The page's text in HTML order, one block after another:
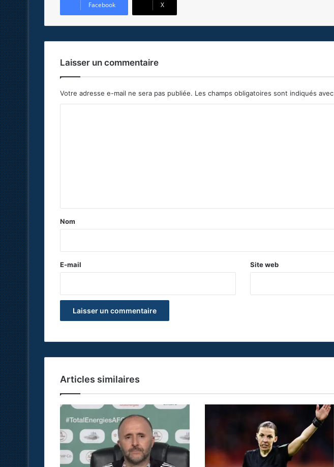
Facebook X
Laisser un commentaire
Votre adresse e-mail ne sera pas publiée. Les champs obligatoires sont indiqués avec
a
e
Nom
E-mail Site web
Articles similaires